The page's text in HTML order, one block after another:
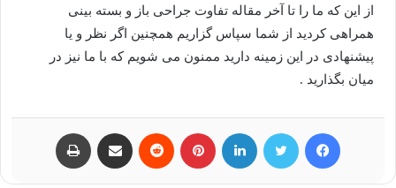
از این که ما را تا آخر مقاله تفاوت جراحی باز و بسته بینی
همراهی کردید از شما سپاس گزاریم همچنین اگر نظر و یا
پیشنهادی در این زمینه دارید ممنون می شویم که با ما نیز در
میان بگذارید .